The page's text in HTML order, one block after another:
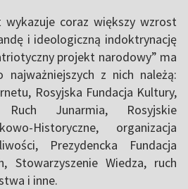
coraz większy wzrost
i ideologiczną indoktrynację
projekt narodowy” ma
z nich należą:
Rosyjska Fundacja Kultury,
Ruch Junarmia, Rosyjskie
Historyczne, organizacja
Prezydencka Fundacja
Stowarzyszenie Wiedza, ruch
i inne.